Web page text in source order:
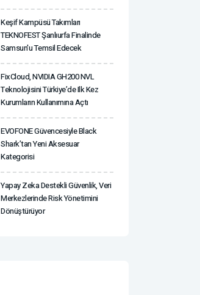
Keşif Kampüsü Takımları
TEKNOFEST Şanlıurfa Finalinde
Samsun'u Temsil Edecek
FixCloud, NVIDIA GH200 NVL
Teknolojisini Türkiye’de Ilk Kez
Kurumların Kullanımına Açtı
EVOFONE Güvencesiyle Black
Shark’tan Yeni Aksesuar
Kategorisi
Yapay Zeka Destekli Güvenlik, Veri
Merkezlerinde Risk Yönetimini
Dönüştürüyor